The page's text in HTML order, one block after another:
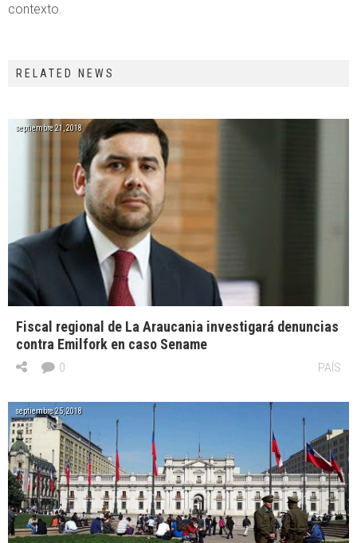
contexto.
RELATED NEWS
septiembre 21, 2018
Fiscal regional de La Araucania investigará denuncias
contra Emilfork en caso Sename
PAÍS
0
septiembre 25, 2018